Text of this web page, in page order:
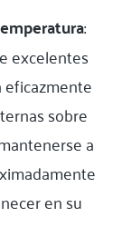
:
excelentes
eficazmente
sobre
a
en su